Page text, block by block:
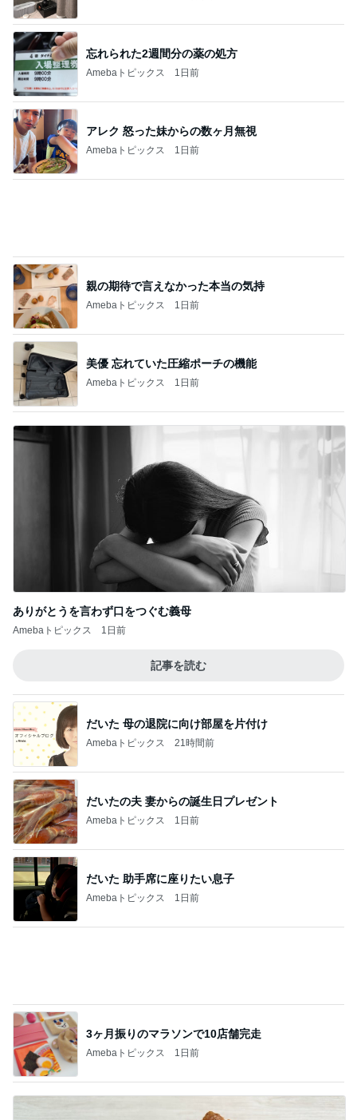
親の期待で言えなかった本当の気持
Amebaトピックス 1日前
美優 忘れていた圧縮ポーチの機能
Amebaトピックス 1日前
ありがとうを言わず口をつぐむ義母
Amebaトピックス
だいた 母の退院に向け部屋を片付け
Amebaトピックス 21時間前
だいたの夫 妻からの誕生日プレゼント
Amebaトピックス 1日前
Amebaトピックス 1日前
3ヶ月振りのマラソンで10店舗完走
Amebaトピックス 1日前
残り1個だった45％増量の商品
Amebaトピックス